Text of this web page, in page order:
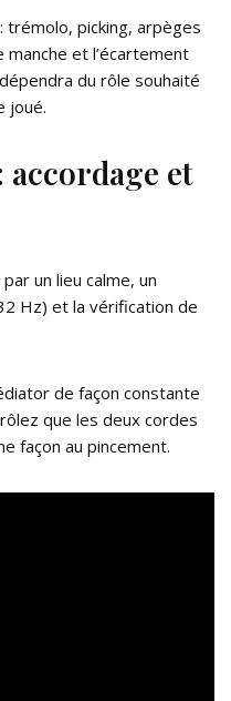
picking, arpèges
et l’écartement
du rôle souhaité
joué.
et
un lieu calme, un
Hz) et la vérification de
de façon constante
que les deux cordes
façon au pincement.